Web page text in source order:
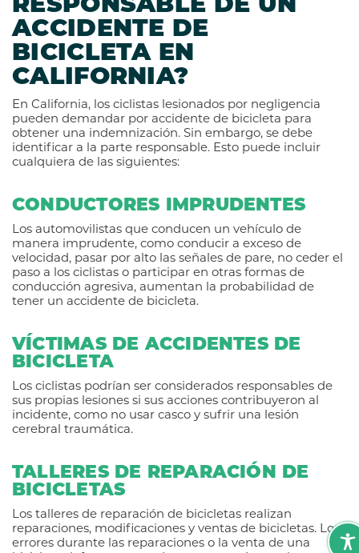
RESPONSABLE DE UN
ACCIDENTE DE
BICICLETA EN
CALIFORNIA?
En California, los ciclistas lesionados por negligencia
pueden demandar por accidente de bicicleta para
obtener una indemnización. Sin embargo, se debe
identificar a la parte responsable. Esto puede incluir
cualquiera de las siguientes:
CONDUCTORES IMPRUDENTES
Los automovilistas que conducen un vehículo de
manera imprudente, como conducir a exceso de
velocidad, pasar por alto las señales de pare, no ceder el
paso a los ciclistas o participar en otras formas de
conducción agresiva, aumentan la probabilidad de
tener un accidente de bicicleta.
VÍCTIMAS DE ACCIDENTES DE
BICICLETA
Los ciclistas podrían ser considerados responsables de
sus propias lesiones si sus acciones contribuyeron al
incidente, como no usar casco y sufrir una lesión
cerebral traumática.
TALLERES DE REPARACIÓN DE
BICICLETAS
Los talleres de reparación de bicicletas realizan
reparaciones, modificaciones y ventas de bicicletas. Los
errores durante las reparaciones o la venta de una